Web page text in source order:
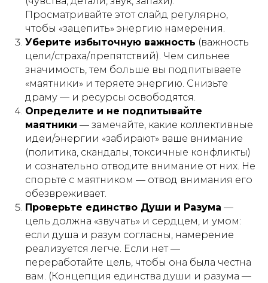
Просматривайте этот слайд регулярно,
чтобы «зацепить» энергию намерения.
Уберите избыточную важность (важность
цели/страха/препятствий). Чем сильнее
значимость, тем больше вы подпитываете
«маятники» и теряете энергию. Снизьте
драму — и ресурсы освободятся.
Определите и не подпитывайте
маятники — замечайте, какие коллективные
идеи/энергии «забирают» ваше внимание
(политика, скандалы, токсичные конфликты)
и сознательно отводите внимание от них. Не
спорьте с маятником — отвод внимания его
обезвреживает.
Проверьте единство Души и Разума —
цель должна «звучать» и сердцем, и умом:
если душа и разум согласны, намерение
реализуется легче. Если нет —
переработайте цель, чтобы она была честна
вам. (Концепция единства души и разума —